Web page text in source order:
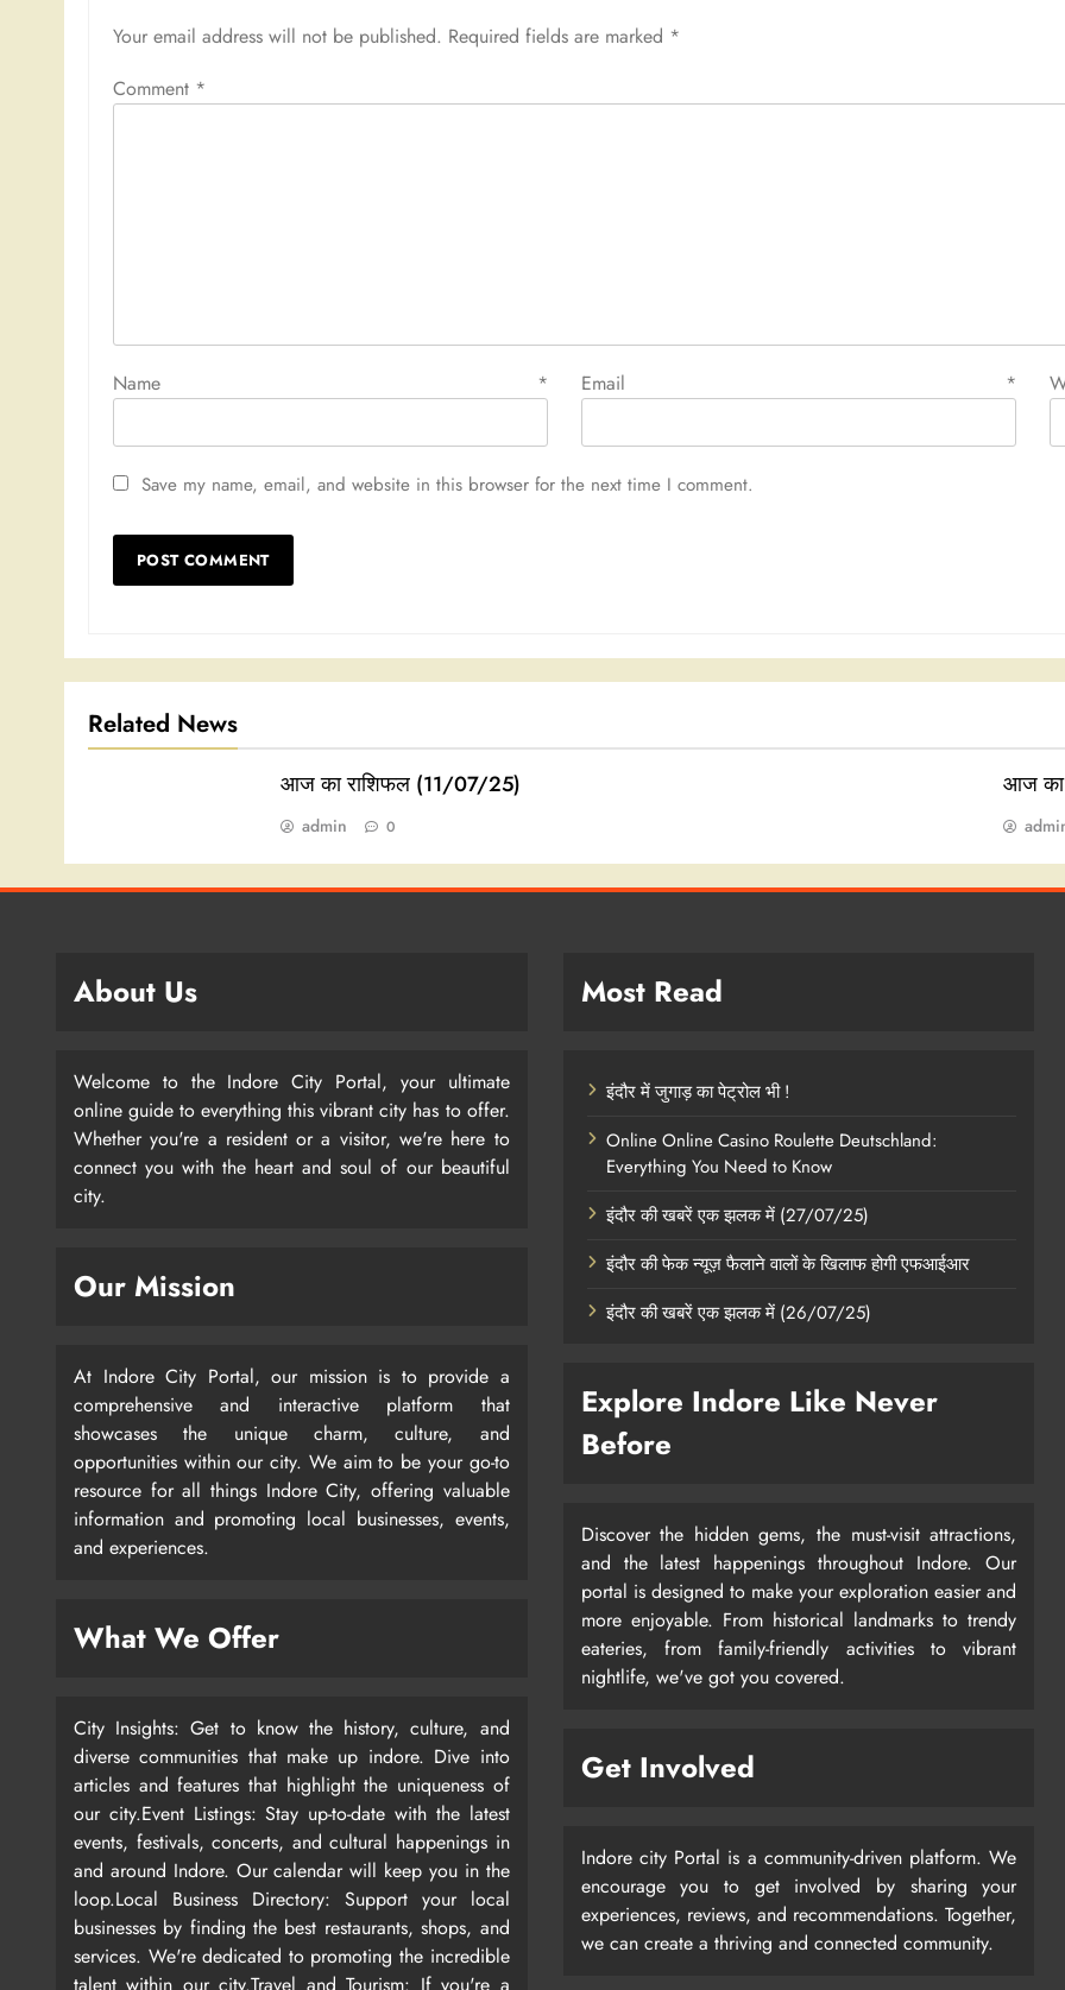
Your email address will not be published. Required fields are marked *
Comment *
Name * Email *
Save my name, email, and website in this browser for the next time I comment.
Related News
आज का राशिफल (11/07/25)
admin 0
आज
About Us
Welcome to the Indore City Portal, your ultimate
online guide to everything this vibrant city has to offer.
Whether you're a resident or a visitor, we're here to
connect you with the heart and soul of our beautiful
city.
Our Mission
At Indore City Portal, our mission is to provide a
comprehensive and interactive platform that
showcases the unique charm, culture, and
opportunities within our city. We aim to be your go-to
resource for all things Indore City, offering valuable
information and promoting local businesses, events,
and experiences.
What We Offer
City Insights: Get to know the history, culture, and
diverse communities that make up indore. Dive into
articles and features that highlight the uniqueness of
our city.Event Listings: Stay up-to-date with the latest
events, festivals, concerts, and cultural happenings in
and around Indore. Our calendar will keep you in the
loop.Local Business Directory: Support your local
businesses by finding the best restaurants, shops, and
services. We're dedicated to promoting the incredible
talent within our city.Travel and Tourism: If you're a
Most Read
इंदौर में जुगाड़ का पेट्रोल भी !
Online Online Casino Roulette Deutschland:
Everything You Need to Know
इंदौर की खबरें एक झलक में (27/07/25)
इंदौर की फेक न्यूज़ फैलाने वालों के खिलाफ होगी एफआईआर
इंदौर की खबरें एक झलक में (26/07/25)
Explore Indore Like Never
Before
Discover the hidden gems, the must-visit attractions,
and the latest happenings throughout Indore. Our
portal is designed to make your exploration easier and
more enjoyable. From historical landmarks to trendy
eateries, from family-friendly activities to vibrant
nightlife, we've got you covered.
Get Involved
Indore city Portal is a community-driven platform. We
encourage you to get involved by sharing your
experiences, reviews, and recommendations. Together,
we can create a thriving and connected community.